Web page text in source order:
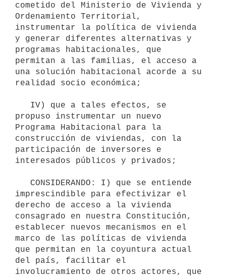
cometido del Ministerio de Vivienda y
Ordenamiento Territorial,
instrumentar la política de vivienda
y generar diferentes alternativas y
programas habitacionales, que
permitan a las familias, el acceso a
una solución habitacional acorde a su
realidad socio económica;
propuso instrumentar un nuevo
Programa Habitacional para la
construcción de viviendas, con la
participación de inversores e
interesados públicos y privados;
imprescindible para efectivizar el
derecho de acceso a la vivienda
consagrado en nuestra Constitución,
establecer nuevos mecanismos en el
marco de las políticas de vivienda
que permitan en la coyuntura actual
del país, facilitar el
involucramiento de otros actores, que